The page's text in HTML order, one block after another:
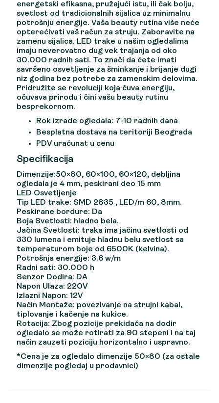
energetski efikasna, pružajući istu, ili čak bolju,
svetlost od tradicionalnih sijalica uz minimalnu
potrošnju energije. Vaša beauty rutina više neće
opterećivati vaš račun za struju. Zaboravite na
zamenu sijalica. LED trake u našim ogledalima
imaju neverovatno dug vek trajanja od oko
30.000 radnih sati. To znači da ćete imati
savršeno osvetljenje za šminkanje i brijanje dugi
niz godina bez potrebe za zamenskim delovima.
Pridružite se revoluciji koja čuva energiju,
očuvava prirodu i čini vašu beauty rutinu
besprekornom.
Rok izrade ogledala: 7-10 radnih dana
Besplatna dostava na teritoriji Beograda
PDV uračunat u cenu
Specifikacija
Dimenzije:50×80, 60×100, 60×120, debljina
ogledala je 4 mm, peskirani deo 15 mm
LED Osvetljenje
Tip LED trake: SMD 2835 , LED/m 60, 8mm.
Peskirane bordure: Da
Boja Svetlosti: hladno bela.
Jačina Svetlosti: traka ima jačinu svetlosti od
330 lumena i emituje hladnu belu svetlost sa
temperaturom boje od 6500K (kelvina).
Potrošnja energije: 3.6 w/m
Radni sati: 30.000 h
Senzor Dodira: DA
Napon Ulaza: 220V
Izlazni Napon: 12V
Način Montaže: povezivanje na strujni kabal,
tiplovanje i kačenje na kukice.
Rotacija: Zbog pozicije prekidača na dodir
ogledalo se može rotirati za 90 stepeni i na taj
način zauzeti poziciju horizontalno i uspravno.
*Cena je za ogledalo dimenzije 50×80 (za ostale
dimenzije pogledaj u prodavnici)